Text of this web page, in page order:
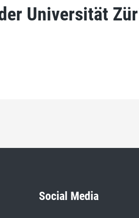
Universität
Social Media